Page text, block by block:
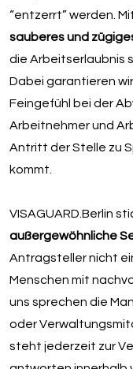
“entzerrt” werden.
sauberes und
die Arbeitserlaubnis
Dabei garantieren
Feingefühl bei der
Arbeitnehmer und
Antritt der Stelle zu
kommt.
VISAGUARD.Berlin
außergewöhnliche
Antragsteller nicht
Menschen mit
uns sprechen die
oder
steht jederzeit zur